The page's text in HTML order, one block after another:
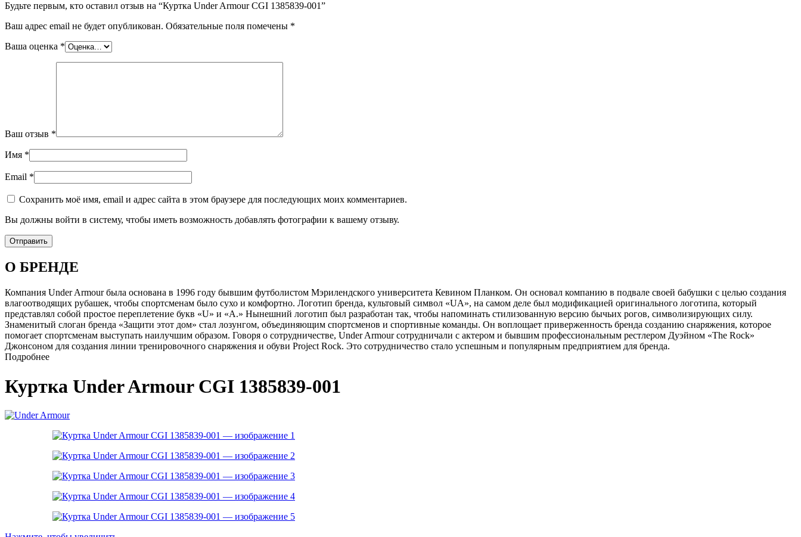
Будьте первым, кто оставил отзыв на “Куртка Under Armour CGI 1385839-001”
Ваш адрес email не будет опубликован. Обязательные поля помечены *
Ваша оценка *
Ваш отзыв *
Имя *
Email *
Сохранить моё имя, email и адрес сайта в этом браузере для последующих моих комментариев.
Вы должны войти в систему, чтобы иметь возможность добавлять фотографии к вашему отзыву.
О БРЕНДЕ
Компания Under Armour была основана в 1996 году бывшим футболистом Мэрилендского университета Кевином Планком. Он основал компанию в подвале своей бабушки с целью создания
влагоотводящих рубашек, чтобы спортсменам было сухо и комфортно. Логотип бренда, культовый символ «UA», на самом деле был модификацией оригинального логотипа, который
представлял собой простое переплетение букв «U» и «A.» Нынешний логотип был разработан так, чтобы напоминать стилизованную версию бычьих рогов, символизирующих силу.
Знаменитый слоган бренда «Защити этот дом» стал лозунгом, объединяющим спортсменов и спортивные команды. Он воплощает приверженность бренда созданию снаряжения, которое
помогает спортсменам выступать наилучшим образом. Говоря о сотрудничестве, Under Armour сотрудничали с актером и бывшим профессиональным рестлером Дуэйном «The Rock»
Джонсоном для создания линии тренировочного снаряжения и обуви Project Rock. Это сотрудничество стало успешным и популярным предприятием для бренда.
Подробнее
Куртка Under Armour CGI 1385839-001